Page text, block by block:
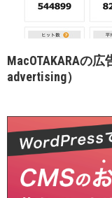
MacOTAKARAの
advertising）